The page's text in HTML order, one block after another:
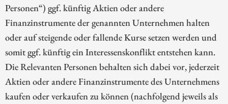
Personen“) ggf. künftig Aktien oder andere
Finanzinstrumente der genannten Unternehmen halten
oder auf steigende oder fallende Kurse setzen werden und
somit ggf. künftig ein Interessenskonflikt entstehen kann.
Die Relevanten Personen behalten sich dabei vor, jederzeit
Aktien oder andere Finanzinstrumente des Unternehmens
kaufen oder verkaufen zu können (nachfolgend jeweils als